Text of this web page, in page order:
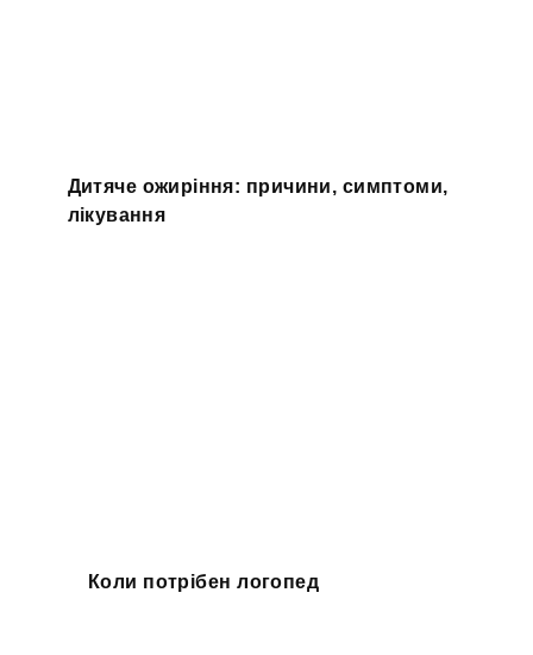
Дитяче ожиріння: причини, симптоми,
лікування
Коли потрібен логопед